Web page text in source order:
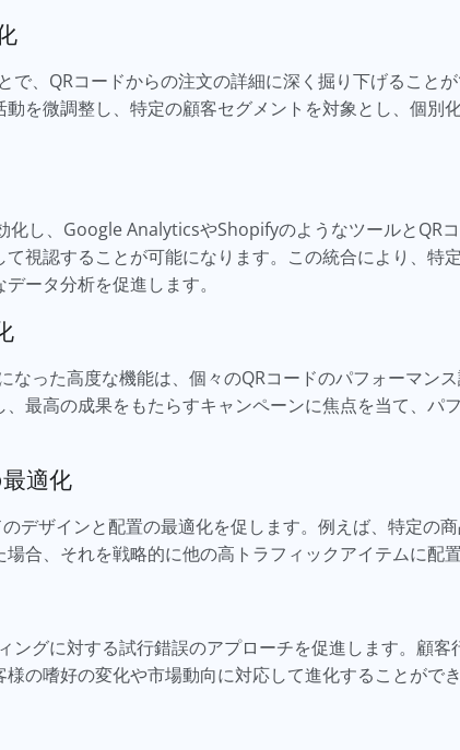
で、QRコードからの注文の詳細に深く掘り下げること
動を微調整し、特定の顧客セグメントを対象とし、個別
化し、Google AnalyticsやShopifyのようなツールとQR
て視認することが可能になります。この統合により、特
ータ分析を促進します。
なった高度な機能は、個々のQRコードのパフォーマン
最高の成果をもたらすキャンペーンに焦点を当て、パ
適化
デザインと配置の最適化を促します。例えば、特定の
合、それを戦略的に他の高トラフィックアイテムに配
ングに対する試行錯誤のアプローチを促進します。顧
の嗜好の変化や市場動向に対応して進化することがで